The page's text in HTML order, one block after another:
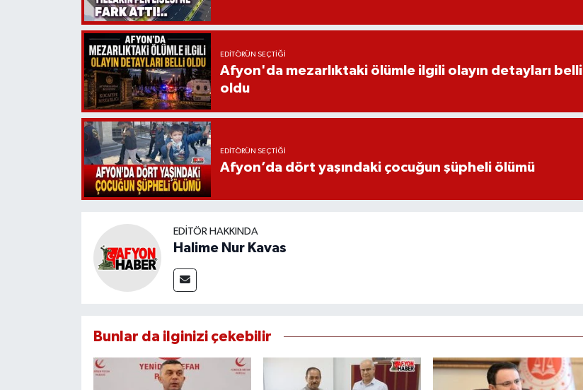
EDITÖRÜN SEÇTIĞI
Afyon'da mezarlıktaki ölümle ilgili olayın detayları belli
oldu
EDITÖRÜN SEÇTIĞI
Afyon’da dört yaşındaki çocuğun şüpheli ölümü
EDITÖR HAKKINDA
Halime Nur Kavas
Bunlar da ilginizi çekebilir